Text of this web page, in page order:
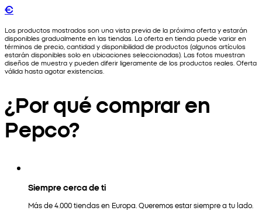
€
Los productos mostrados son una vista previa de la próxima oferta y estarán
disponibles gradualmente en las tiendas. La oferta en tienda puede variar en
términos de precio, cantidad y disponibilidad de productos (algunos artículos
estarán disponibles solo en ubicaciones seleccionadas). Las fotos muestran
diseños de muestra y pueden diferir ligeramente de los productos reales. Oferta
válida hasta agotar existencias.
¿Por qué comprar en
Pepco?
Siempre cerca de ti
Más de 4.000 tiendas en Europa. Queremos estar siempre a tu lado.